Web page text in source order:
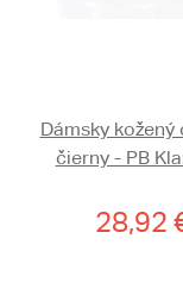
Dámsky kožený
čierny - PB
28,92